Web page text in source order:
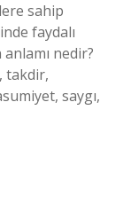
sahip
faydalı
nedir?
takdir,
saygı,